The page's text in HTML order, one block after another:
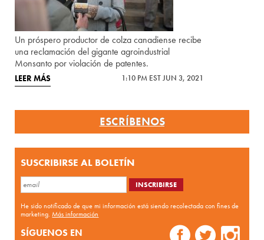
Un próspero productor de colza canadiense recibe
una reclamación del gigante agroindustrial
Monsanto por violación de patentes.
LEER MÁS 1:10 PM EST JUN 3, 2021
ESCRÍBENOS
SUSCRIBIRSE AL BOLETÍN
He sido notificado de que mi información está siendo recolectada con fines de
marketing.Más información
SÍGUENOS EN